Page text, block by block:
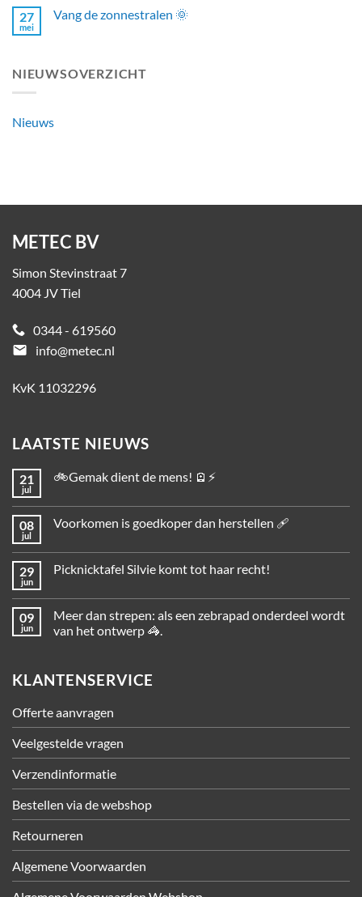
27
mei
Vang de zonnestralen 🌞
NIEUWSOVERZICHT
Nieuws
METEC BV
Simon Stevinstraat 7
4004 JV Tiel
0344 - 619560
email
info@metec.nl
KvK 11032296
LAATSTE NIEUWS
21
jul
🚲Gemak dient de mens! 🪫⚡
08
jul
Voorkomen is goedkoper dan herstellen 🩹
29
jun
Picknicktafel Silvie komt tot haar recht!
09
jun
Meer dan strepen: als een zebrapad onderdeel wordt
van het ontwerp 🦓.
KLANTENSERVICE
Offerte aanvragen
Veelgestelde vragen
Verzendinformatie
Bestellen via de webshop
Retourneren
Algemene Voorwaarden